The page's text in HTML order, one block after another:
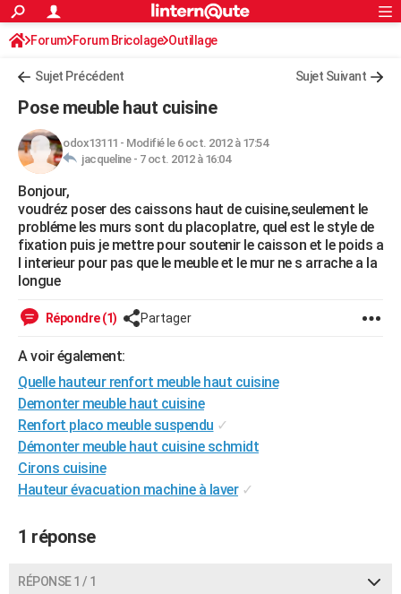
ACTUALITÉS
Politique
Société
Faits Divers
Education
Monde
Villes
+
FINANCE
Retraite
Impôts
Epargne
Immobilier
Risques naturels par ville
Banque
Assurance
Crédit
AUTO
Essais
Réserver un essai
Citadines
Berlines
SUV
Forum auto
+HIGH-TECH
Mobiles
Meilleur smartphone
Internet
Ordinateurs
Jeux vidéo
Guide high-tech
+BRICOLAGE
Forum
Aménagement intérieur
Extérieur
Cuisine
Salle de bains
Jardinage
Rangement
WEEK-END
Guides de France
Escapades
Patrimoine
Expositions
Musées
Week-end nature
LIFESTYLE
SANTE
Alimentation
Guide de la santé
Maladies
Médicaments
Sommeil
VOYAGE
Destinations
City break
Voyage nature
Voyage de noces
Forum
Climat
+PHOTO
GUIDES D'ACHAT
BONS PLANS
CARTE DE VOEUX
S'inscrire
Connexion
Forum Forum Bricolage Outillage
Sujet Précédent Sujet Suivant
Pose meuble haut cuisine
odox13111 - Modifié le 6 oct. 2012 à 17:54
jacqueline - 7 oct. 2012 à 16:04
Bonjour,
voudréz poser des caissons haut de cuisine,seulement le
probléme les murs sont du placoplatre, quel est le style de
fixation puis je mettre pour soutenir le caisson et le poids a
l interieur pour pas que le meuble et le mur ne s arrache a la
longue
Répondre (1) Partager
A voir également:
Quelle hauteur renfort meuble haut cuisine
Demonter meuble haut cuisine
Renfort placo meuble suspendu ✓
Démonter meuble haut cuisine schmidt
Cirons cuisine
Hauteur évacuation machine à laver ✓
1 réponse
RÉPONSE 1 / 1